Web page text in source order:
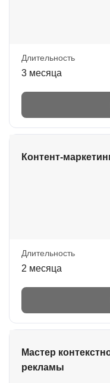
Длительность
3 месяца
Контент-
Длительность
2 месяца
Мастер
рекламы